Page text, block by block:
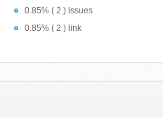
0.85% ( 2 ) issues
0.85% ( 2 ) link